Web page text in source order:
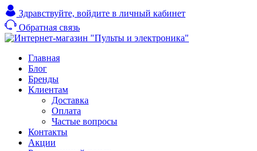
Здравствуйте, войдите в личный кабинет
Обратная связь
Главная
Блог
Бренды
Клиентам
Доставка
Оплата
Частые вопросы
Контакты
Акции